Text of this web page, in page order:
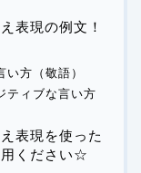
表現の例文！
方（敬語）
ティブな言い方
表現を使った
ください☆